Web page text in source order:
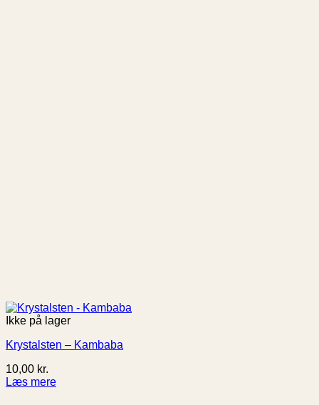
Ikke på lager
Krystalsten – Kambaba
10,00 kr.
Læs mere